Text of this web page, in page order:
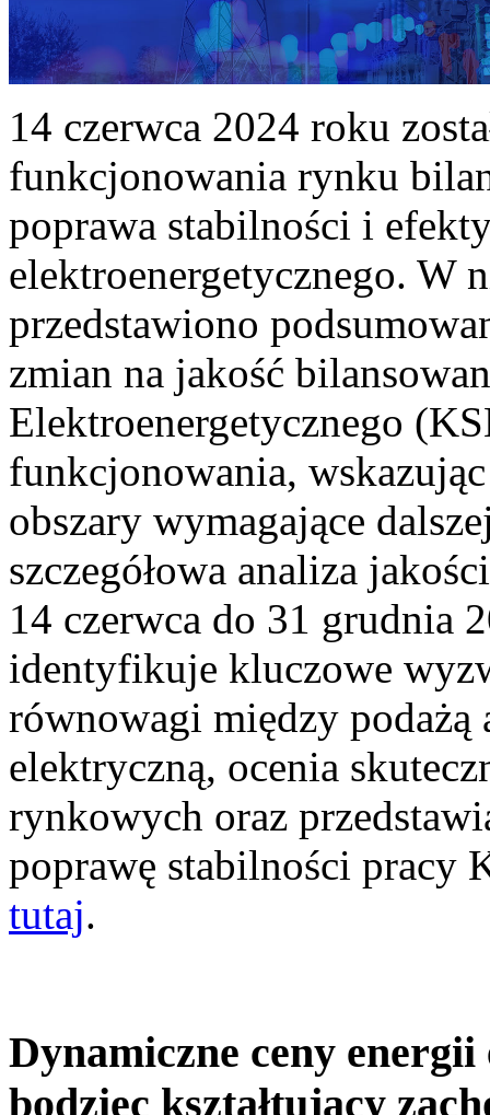
14 czerwca 2024 roku
funkcjonowania rynku
poprawa stabilności i
elektroenergetycznego. W
przedstawiono
zmian na jakość
Elektroenergetycznego
funkcjonowania,
obszary wymagające
szczegółowa analiza
14 czerwca do 31 grudnia
identyfikuje kluczowe
równowagi między podażą
elektryczną, ocenia
rynkowych oraz
poprawę stabilności pracy
tutaj.
Dynamiczne ceny
bodziec kształtujący